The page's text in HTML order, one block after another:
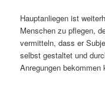
Hauptanliegen ist
Menschen zu pflegen,
vermitteln, dass er
selbst gestaltet und
Anregungen bekommen